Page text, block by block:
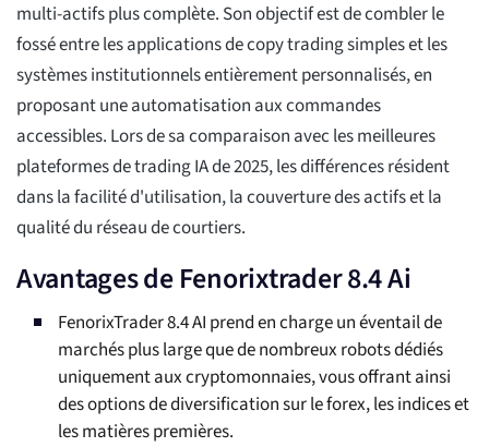
multi-actifs plus complète. Son objectif est de combler le
fossé entre les applications de copy trading simples et les
systèmes institutionnels entièrement personnalisés, en
proposant une automatisation aux commandes
accessibles. Lors de sa comparaison avec les meilleures
plateformes de trading IA de 2025, les différences résident
dans la facilité d'utilisation, la couverture des actifs et la
qualité du réseau de courtiers.
Avantages de Fenorixtrader 8.4 Ai
FenorixTrader 8.4 AI prend en charge un éventail de
marchés plus large que de nombreux robots dédiés
uniquement aux cryptomonnaies, vous offrant ainsi
des options de diversification sur le forex, les indices et
les matières premières.